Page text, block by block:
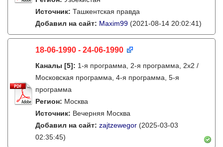
Источник: Ташкентская правда
Добавил на сайт: Maxim99 (2021-08-14 20:02:41)
18-06-1990 - 24-06-1990
Каналы [5]: 1-я программа, 2-я программа, 2х2 /
Московская программа, 4-я программа, 5-я
программа
Регион: Москва
Источник: Вечерняя Москва
Добавил на сайт: zajtzewegor (2025-03-03
02:35:45)